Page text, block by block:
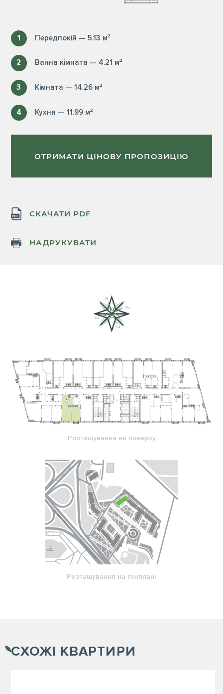
1 Передпокій — 5.13 м²
2 Ванна кімната — 4.21 м²
3 Кімната — 14.26 м²
4 Кухня — 11.99 м²
ОТРИМАТИ ЦІНОВУ ПРОПОЗИЦІЮ
СКАЧАТИ PDF
НАДРУКУВАТИ
Розташування на поверху
Розташування на генплані
СХОЖІ КВАРТИРИ